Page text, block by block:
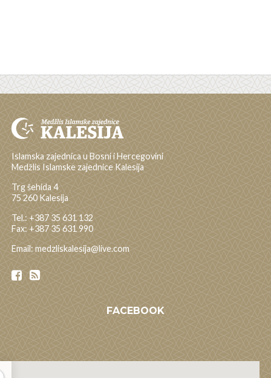
Islamska zajednica u Bosni i Hercegovini
Medžlis Islamske zajednice Kalesija
Trg šehida 4
75 260 Kalesija
Tel.: +387 35 631 132
Fax: +387 35 631 990
Email: medzliskalesija@live.com
FACEBOOK